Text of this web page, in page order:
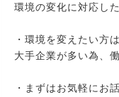
環境の変化に対応し
・環境を変えたい方
大手企業が多い為、
・まずはお気軽にお